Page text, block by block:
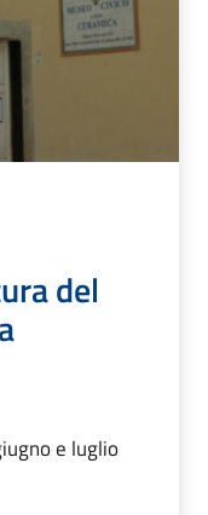
del
e luglio